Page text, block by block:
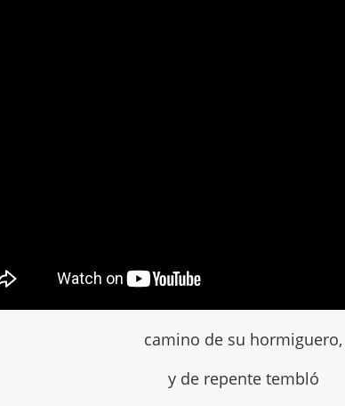
camino de su hormiguero,
y de repente tembló